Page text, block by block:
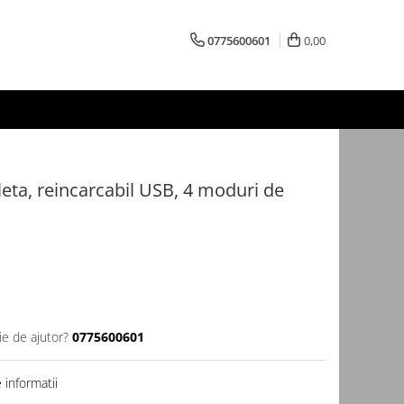
0775600601 0,00
reincarcabil USB, 4 moduri de
de ajutor? 0775600601
informatii